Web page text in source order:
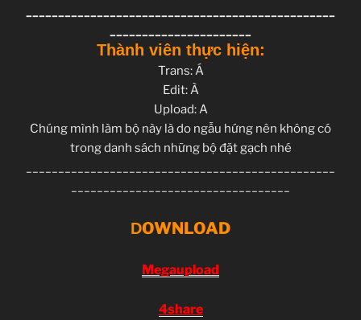
Thành viên thực hiện:
Trans: Á
Edit: À
Upload: A
Chúng mình làm bộ này là do ngẫu hứng nên không có
trong danh sách những bộ đặt gạch nhé
DOWNLOAD
Megaupload
4share